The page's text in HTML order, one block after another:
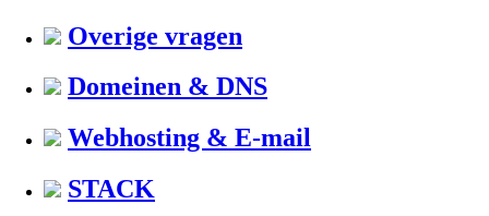
Overige vragen
Domeinen & DNS
Webhosting & E-mail
STACK